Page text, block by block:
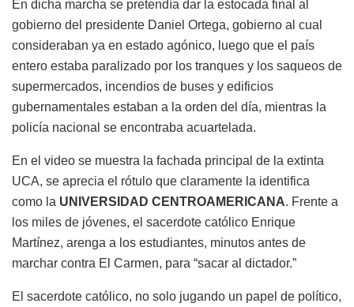
En dicha marcha se pretendía dar la estocada final al
gobierno del presidente Daniel Ortega, gobierno al cual
consideraban ya en estado agónico, luego que el país
entero estaba paralizado por los tranques y los saqueos de
supermercados, incendios de buses y edificios
gubernamentales estaban a la orden del día, mientras la
policía nacional se encontraba acuartelada.
En el video se muestra la fachada principal de la extinta
UCA, se aprecia el rótulo que claramente la identifica
como la UNIVERSIDAD CENTROAMERICANA. Frente a
los miles de jóvenes, el sacerdote católico Enrique
Martínez, arenga a los estudiantes, minutos antes de
marchar contra El Carmen, para “sacar al dictador.”
El sacerdote católico, no solo jugando un papel de político,